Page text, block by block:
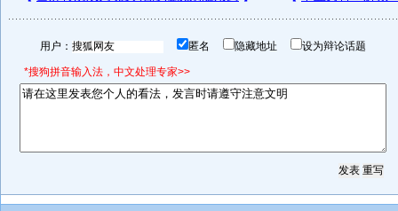
用户： 匿名 隐藏地址 设为辩论话题
*搜狗拼音输入法，中文处理专家>>